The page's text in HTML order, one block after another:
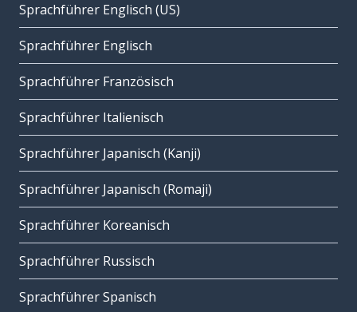
Sprachführer Englisch (US)
Sprachführer Englisch
Sprachführer Französisch
Sprachführer Italienisch
Sprachführer Japanisch (Kanji)
Sprachführer Japanisch (Romaji)
Sprachführer Koreanisch
Sprachführer Russisch
Sprachführer Spanisch